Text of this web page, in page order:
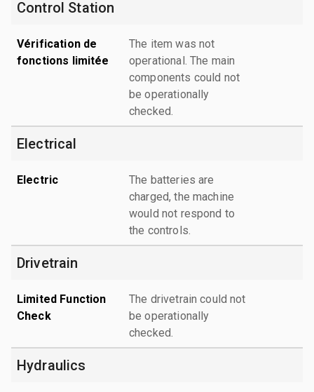
Control Station
Vérification de
fonctions limitée
The item was not
operational. The main
components could not
be operationally
checked.
Electrical
Electric
The batteries are
charged, the machine
would not respond to
the controls.
Drivetrain
Limited Function
Check
The drivetrain could not
be operationally
checked.
Hydraulics